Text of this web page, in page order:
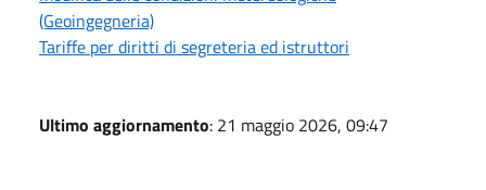
(Geoingegneria)
Tariffe per diritti di segreteria ed istruttori
Ultimo aggiornamento: 21 maggio 2026, 09:47